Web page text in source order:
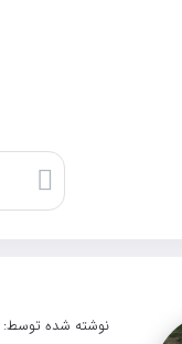
نوشته شده توسط: